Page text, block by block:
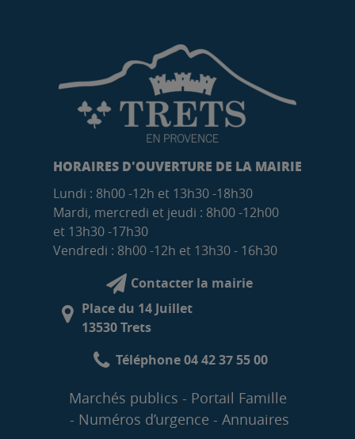
HORAIRES D'OUVERTURE DE LA MAIRIE
Lundi : 8h00 -12h et 13h30 -18h30
Mardi, mercredi et jeudi : 8h00 -12h00
et 13h30 -17h30
Vendredi : 8h00 -12h et 13h30 - 16h30
Contacter la mairie
Place du 14 Juillet
13530 Trets
Téléphone 04 42 37 55 00
Marchés publics
Portail Famille
Numéros d’urgence
Annuaires